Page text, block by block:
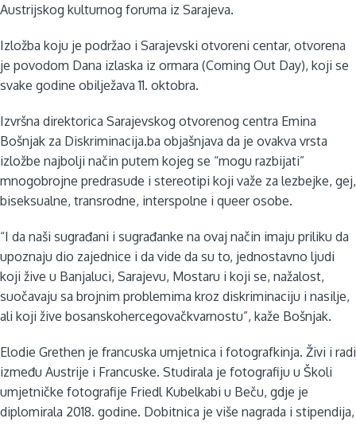
Austrijskog kulturnog foruma iz Sarajeva.
Izložba koju je podržao i Sarajevski otvoreni centar, otvorena
je povodom Dana izlaska iz ormara (Coming Out Day), koji se
svake godine obilježava 11. oktobra.
Izvršna direktorica Sarajevskog otvorenog centra Emina
Bošnjak za Diskriminacija.ba objašnjava da je ovakva vrsta
izložbe najbolji način putem kojeg se “mogu razbijati”
mnogobrojne predrasude i stereotipi koji važe za lezbejke, gej,
biseksualne, transrodne, interspolne i queer osobe.
“I da naši sugrađani i sugrađanke na ovaj način imaju priliku da
upoznaju dio zajednice i da vide da su to, jednostavno ljudi
koji žive u Banjaluci, Sarajevu, Mostaru i koji se, nažalost,
suočavaju sa brojnim problemima kroz diskriminaciju i nasilje,
ali koji žive bosanskohercegovačkvarnostu”, kaže Bošnjak.
Elodie Grethen je francuska umjetnica i fotografkinja. Živi i radi
između Austrije i Francuske. Studirala je fotografiju u Školi
umjetničke fotografije Friedl Kubelkabi u Beču, gdje je
diplomirala 2018. godine. Dobitnica je više nagrada i stipendija,